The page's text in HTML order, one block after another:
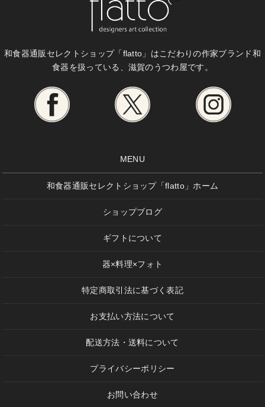
和食器通販セレクトショップ「flatto」はこだわりの作家ブランド和
食器を扱っている、滋賀のうつわ屋です。
MENU
和食器通販セレクトショップ「flatto」ホーム
ショップブログ
ギフトについて
器×料理×フォト
特定商取引法に基づく表記
お支払い方法について
配送方法・送料について
プライバシーポリシー
お問い合わせ